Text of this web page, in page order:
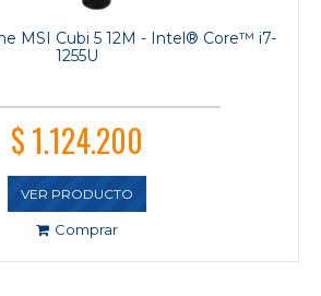
MSI Cubi 5 12M - Intel® Core™ i7-
1255U
$ 1.124.200
VER PRODUCTO
Comprar